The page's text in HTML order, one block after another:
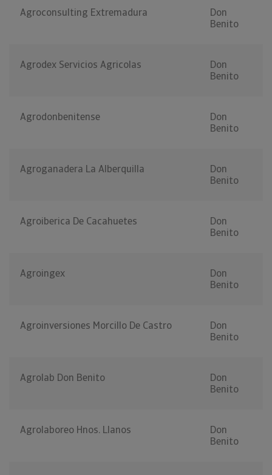
Agroconsulting Extremadura
Don
Benito
Agrodex Servicios Agricolas
Don
Benito
Agrodonbenitense
Don
Benito
Agroganadera La Alberquilla
Don
Benito
Agroiberica De Cacahuetes
Don
Benito
Agroingex
Don
Benito
Agroinversiones Morcillo De Castro
Don
Benito
Agrolab Don Benito
Don
Benito
Agrolaboreo Hnos. Llanos
Don
Benito